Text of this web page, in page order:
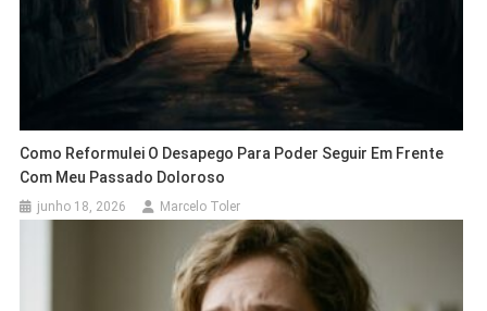
Como Reformulei O Desapego Para Poder Seguir Em Frente
Com Meu Passado Doloroso
junho 18, 2026 Marcelo Toler